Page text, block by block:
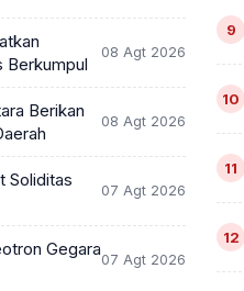
Berkumpul
08 Agt 2026
Berikan
08 Agt 2026
Soliditas
07 Agt 2026
Gegara
07 Agt 2026